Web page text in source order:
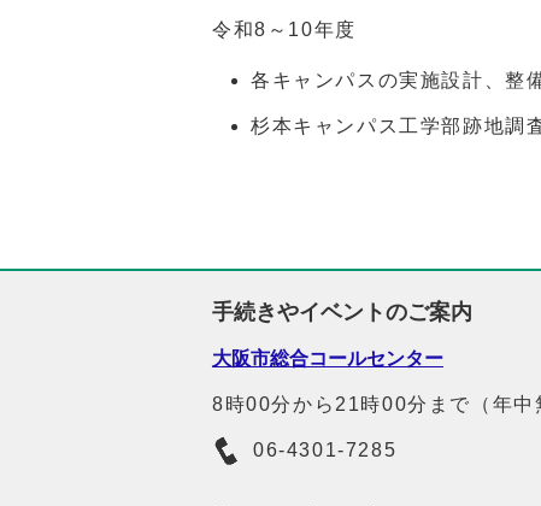
令和8 ～ 10年度
各キャンパスの実施設計、整
杉本キャンパス工学部跡地調
手続きやイベントのご案内
大阪市総合コールセンター
8時00分から21時00分まで（年中
06-4301-7285